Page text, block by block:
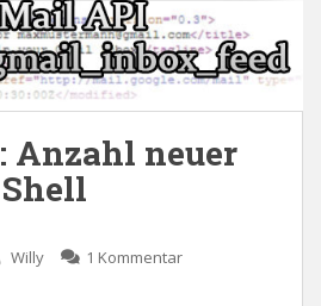
Anzahl neuer
Willy 1 Kommentar